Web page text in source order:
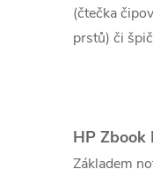
(čtečka
prstů) či
HP Zbook
Základem